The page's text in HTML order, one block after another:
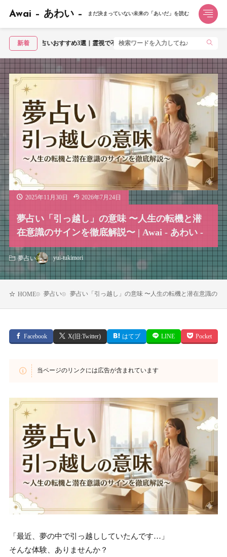
Awai – あわい – まだ決まっていない未来の「あいだ」を読む
新着
め3選｜霊視で不安を視てもらうならこの1社【2026年】
2025年11月30日 2026年7月24日
夢占い「引っ越し」の意味 〜人生の転機と潜
在意識のサインを徹底解説〜 | Awai - あわい -
夢占い yui-tukimori
HOME 夢占い 夢占い「引っ越し」の意味 〜人生の転機と潜在意識のサ
Facebook X(旧:Twitter) はてブ LINE Pocket
当ページのリンクには広告が含まれています
「最近、夢の中で引っ越ししていたんです…」
そんな体験、ありませんか？